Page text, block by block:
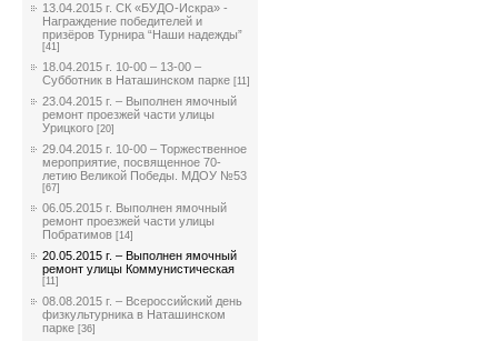
13.04.2015 г. СК «БУДО-Искра» -
Награждение победителей и
призёров Турнира “Наши надежды”
[41]
18.04.2015 г. 10-00 – 13-00 –
Субботник в Наташинском парке [11]
23.04.2015 г. – Выполнен ямочный
ремонт проезжей части улицы
Урицкого [20]
29.04.2015 г. 10-00 – Торжественное
мероприятие, посвященное 70-
летию Великой Победы. МДОУ №53
[67]
06.05.2015 г. Выполнен ямочный
ремонт проезжей части улицы
Побратимов [14]
20.05.2015 г. – Выполнен ямочный
ремонт улицы Коммунистическая
[11]
08.08.2015 г. – Всероссийский день
физкультурника в Наташинском
парке [36]